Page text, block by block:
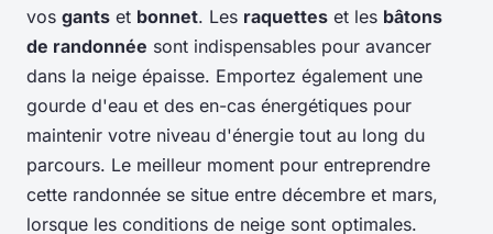
vos gants et bonnet. Les raquettes et les bâtons
de randonnée sont indispensables pour avancer
dans la neige épaisse. Emportez également une
gourde d'eau et des en-cas énergétiques pour
maintenir votre niveau d'énergie tout au long du
parcours. Le meilleur moment pour entreprendre
cette randonnée se situe entre décembre et mars,
lorsque les conditions de neige sont optimales.